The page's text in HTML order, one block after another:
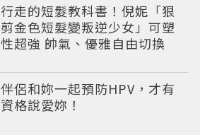
行走的短髮教科書！倪妮「狠
剪金色短髮變叛逆少女」可塑
性超強 帥氣、優雅自由切換
伴侶和妳一起預防HPV，才有
資格說愛妳！